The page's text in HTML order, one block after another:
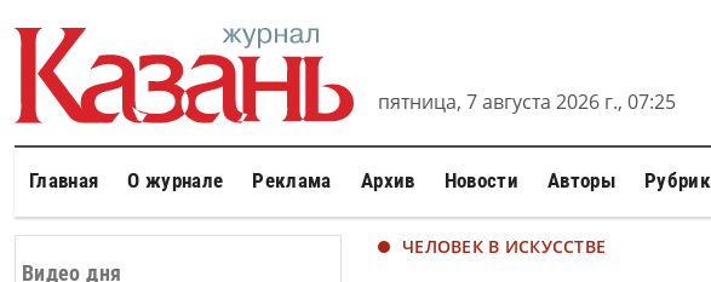
пятница, 7 августа 2026 г., 07:26
Главная О журнале Реклама Архив Новости Авторы
Видео дня
ЧЕЛОВЕК В ИСКУССТВЕ